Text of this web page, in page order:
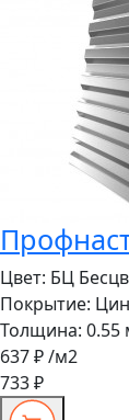
Цвет: БЦ
Покрытие:
Толщина: 0.55
637 ₽/м2
733 ₽